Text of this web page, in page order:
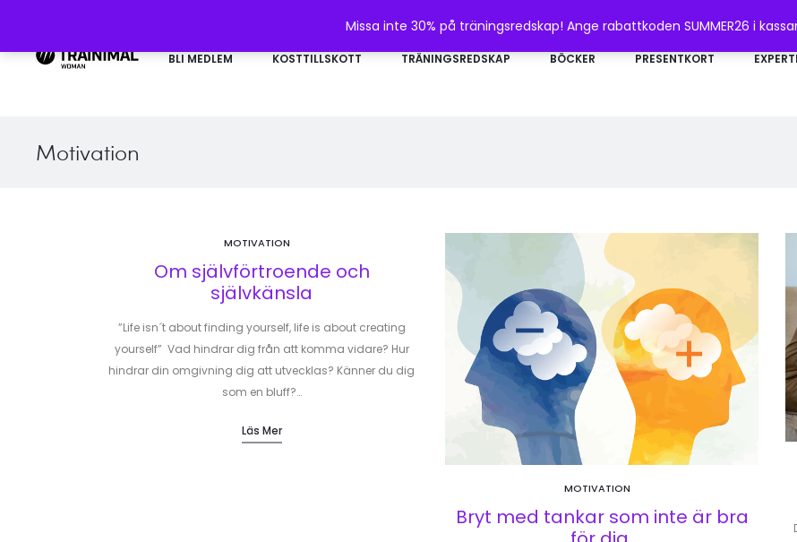
Missa inte 30% på träningsredskap! Ange rabattkoden SUMMER26 i
BLI MEDLEM KOSTTILLSKOTT TRÄNINGSREDSKAP BÖCKER PRESENTKORT
Motivation
MOTIVATION
Om självförtroende och
självkänsla
”Life isn´t about finding yourself, life is about creating
yourself” Vad hindrar dig från att komma vidare? Hur
hindrar din omgivning dig att utvecklas? Känner du dig
som en bluff?…
Läs Mer
MOTIVATION
Bryt med tankar som inte är bra